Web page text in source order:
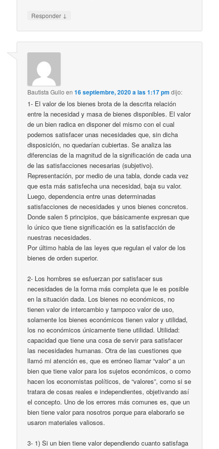
Responder ↓
Bautista Gullo en16 septiembre, 2020 a las 1:17 pm dijo:
1- El valor de los bienes brota de la descrita relación
entre la necesidad y masa de bienes disponibles. El valor
de un bien radica en disponer del mismo con el cual
podemos satisfacer unas necesidades que, sin dicha
disposición, no quedarían cubiertas. Se analiza las
diferencias de la magnitud de la significación de cada una
de las satisfacciones necesarias (subjetivo).
Representación, por medio de una tabla, donde cada vez
que esta más satisfecha una necesidad, baja su valor.
Luego, dependencia entre unas determinadas
satisfacciones de necesidades y unos bienes concretos.
Donde salen 5 principios, que básicamente expresan que
lo único que tiene significación es la satisfacción de
nuestras necesidades.
Por último habla de las leyes que regulan el valor de los
bienes de orden superior.
2- Los hombres se esfuerzan por satisfacer sus
necesidades de la forma más completa que le es posible
en la situación dada. Los bienes no económicos, no
tienen valor de intercambio y tampoco valor de uso,
solamente los bienes económicos tienen valor y utilidad,
los no económicos únicamente tiene utilidad. Utilidad:
capacidad que tiene una cosa de servir para satisfacer
las necesidades humanas. Otra de las cuestiones que
llamó mi atención es, que es erróneo llamar “valor” a un
bien que tiene valor para los sujetos económicos, o como
hacen los economistas políticos, de “valores”, como si se
tratara de cosas reales e independientes, objetivando así
el concepto. Uno de los errores más comunes es, que un
bien tiene valor para nosotros porque para elaborarlo se
usaron materiales valiosos.
3- 1) Si un bien tiene valor dependiendo cuanto satisfaga